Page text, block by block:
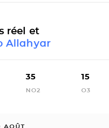
réel et
Allahyar
35
NO2
15
O3
AOÛT